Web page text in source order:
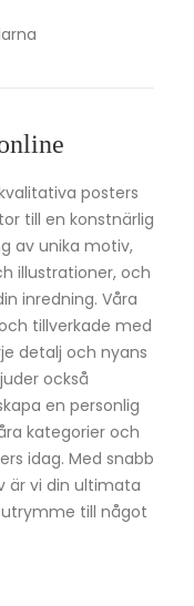
posters
till en konstnärlig
av unika motiv,
illustrationer, och
inredning. Våra
tillverkade med
detalj och nyans
också
en personlig
kategorier och
idag. Med snabb
är vi din ultimata
till något